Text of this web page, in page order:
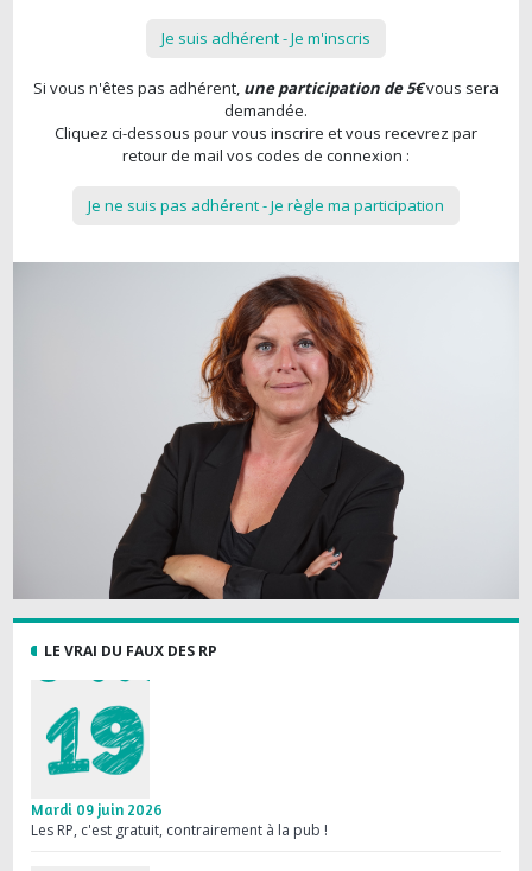
Je suis adhérent - Je m'inscris
Si vous n'êtes pas adhérent, une participation de 5€vous sera
demandée.
Cliquez ci-dessous pour vous inscrire et vous recevrez par
retour de mail vos codes de connexion :
Je ne suis pas adhérent - Je règle ma participation
LE VRAI DU FAUX DES RP
Mardi 09 juin 2026
Les RP, c'est gratuit, contrairement à la pub !